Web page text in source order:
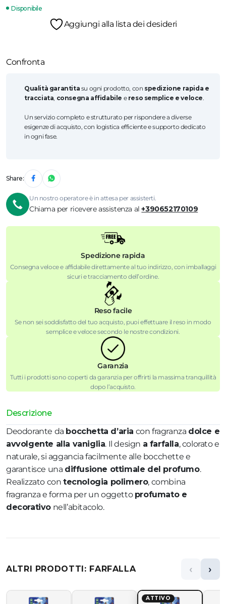
Disponibile
Aggiungi alla lista dei desideri
Confronta
Qualità garantita su ogni prodotto, con spedizione rapida e
tracciata, consegna affidabile e reso semplice e veloce.
Un servizio completo e strutturato per rispondere a diverse
esigenze di acquisto, con logistica efficiente e supporto dedicato
in ogni fase.
Share:
Un nostro operatore è in attesa per assisterti.
Chiama per ricevere assistenza al+390652170109
Spedizione rapida
Consegna veloce e affidabile direttamente al tuo indirizzo, con imballaggi
sicuri e tracciamento dell’ordine.
Reso facile
Se non sei soddisfatto del tuo acquisto, puoi effettuare il reso in modo
semplice e veloce secondo le nostre condizioni.
Garanzia
Tutti i prodotti sono coperti da garanzia per offrirti la massima tranquillità
dopo l’acquisto.
Descrizione
Deodorante da bocchetta d’aria con fragranza dolce e
avvolgente alla vaniglia. Il design a farfalla, colorato e
naturale, si aggancia facilmente alle bocchette e
garantisce una diffusione ottimale del profumo.
Realizzato con tecnologia polimero, combina
fragranza e forma per un oggetto profumato e
decorativo nell’abitacolo.
ALTRI PRODOTTI: FARFALLA ‹ ›
ATTIVO